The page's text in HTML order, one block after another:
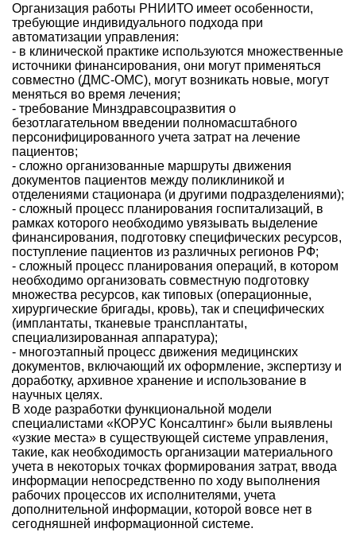
Организация работы РНИИТО имеет особенности,
требующие индивидуального подхода при
автоматизации управления:
- в клинической практике используются множественные
источники финансирования, они могут применяться
совместно (ДМС-ОМС), могут возникать новые, могут
меняться во время лечения;
- требование Минздравсоцразвития о
безотлагательном введении полномасштабного
персонифицированного учета затрат на лечение
пациентов;
- сложно организованные маршруты движения
документов пациентов между поликлиникой и
отделениями стационара (и другими подразделениями);
- сложный процесс планирования госпитализаций, в
рамках которого необходимо увязывать выделение
финансирования, подготовку специфических ресурсов,
поступление пациентов из различных регионов РФ;
- сложный процесс планирования операций, в котором
необходимо организовать совместную подготовку
множества ресурсов, как типовых (операционные,
хирургические бригады, кровь), так и специфических
(имплантаты, тканевые трансплантаты,
специализированная аппаратура);
- многоэтапный процесс движения медицинских
документов, включающий их оформление, экспертизу и
доработку, архивное хранение и использование в
научных целях.
В ходе разработки функциональной модели
специалистами «КОРУС Консалтинг» были выявлены
«узкие места» в существующей системе управления,
такие, как необходимость организации материального
учета в некоторых точках формирования затрат, ввода
информации непосредственно по ходу выполнения
рабочих процессов их исполнителями, учета
дополнительной информации, которой вовсе нет в
сегодняшней информационной системе.